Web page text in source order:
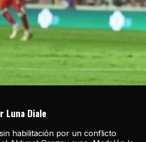
Luna Diale
habilitación por un conflicto